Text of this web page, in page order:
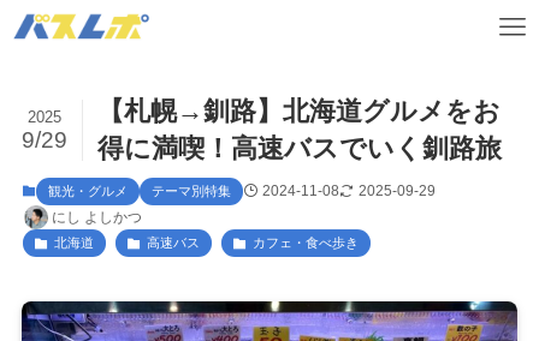
【札幌→釧路】北海道グルメをお
得に満喫！高速バスでいく釧路旅
2025
9/29
観光・グルメ テーマ別特集 2024-11-08
2025-09-29
にし よしかつ
北海道 高速バス カフェ・食べ歩き